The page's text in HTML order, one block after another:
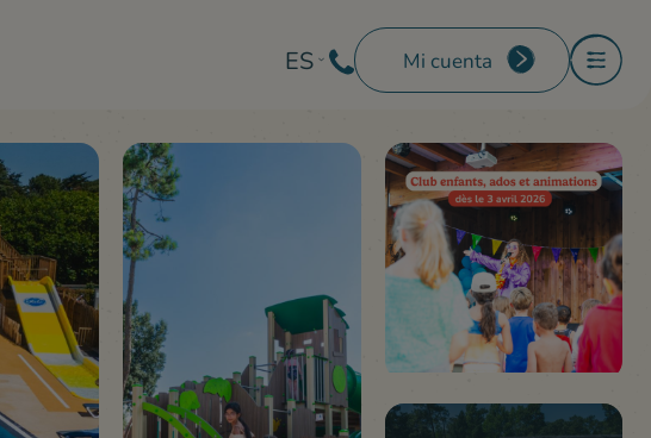
ES Mi cuenta